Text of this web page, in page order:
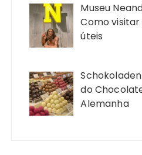
Museu
Como
úteis
do
Alemanha